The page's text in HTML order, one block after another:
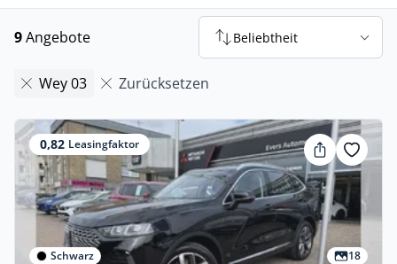
9Angebote Beliebtheit
Wey 03 Zurücksetzen
0,82 Leasingfaktor
Schwarz 18